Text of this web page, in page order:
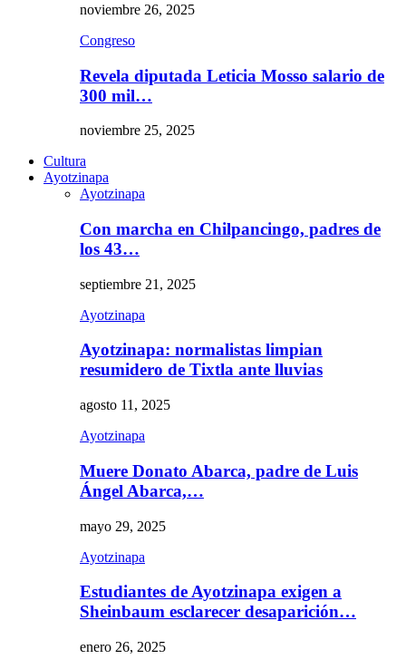
noviembre 26, 2025
Congreso
Revela diputada Leticia Mosso salario de
300 mil…
noviembre 25, 2025
Cultura
Ayotzinapa
Ayotzinapa
Con marcha en Chilpancingo, padres de
los 43…
septiembre 21, 2025
Ayotzinapa
Ayotzinapa: normalistas limpian
resumidero de Tixtla ante lluvias
agosto 11, 2025
Ayotzinapa
Muere Donato Abarca, padre de Luis
Ángel Abarca,…
mayo 29, 2025
Ayotzinapa
Estudiantes de Ayotzinapa exigen a
Sheinbaum esclarecer desaparición…
enero 26, 2025